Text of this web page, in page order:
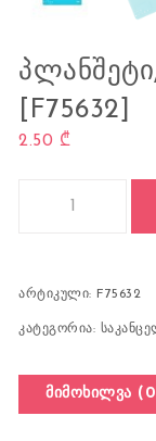
[F75632]
2.50 ₾
არტიკული: F75632
კატეგორია:
მიმოხილვა